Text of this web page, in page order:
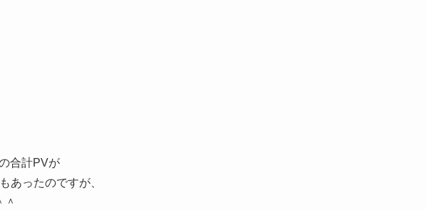
合計PVが
あったのですが、